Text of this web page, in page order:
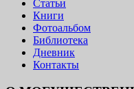
Статьи
Книги
Фотоальбом
Библиотека
Дневник
Контакты